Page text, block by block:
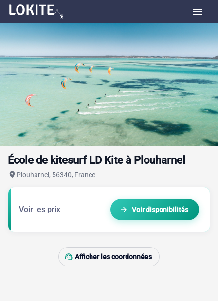
menu
École de kitesurf LD Kite à Plouharnel
place Plouharnel, 56340, France
Voir les prix arrow_forward Voir disponibilités
support_agent Afficher les coordonnées